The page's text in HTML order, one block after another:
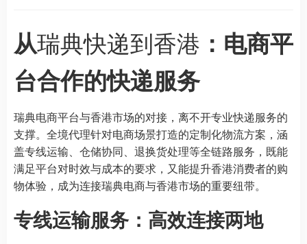
从瑞典快递到香港 ：电商平
台合作的快递服务
瑞典电商平台与香港市场的对接，离不开专业快递服务的
支撑。全境代理针对电商场景打造的定制化物流方案，涵
盖专线运输、仓储协同、退换货处理等全链路服务，既能
满足平台对时效与成本的要求，又能提升香港消费者的购
物体验，成为连接瑞典电商与香港市场的重要纽带。
专线运输服务：高效连接两地